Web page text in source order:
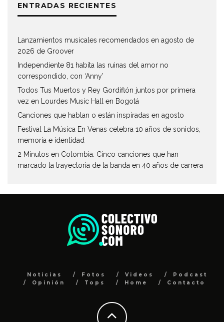
ENTRADAS RECIENTES
Lanzamientos musicales recomendados en agosto de
2026 de Groover
Independiente 81 habita las ruinas del amor no
correspondido, con ‘Anny’
Todos Tus Muertos y Rey Gordiflón juntos por primera
vez en Lourdes Music Hall en Bogotá
Canciones que hablan o están inspiradas en agosto
Festival La Música En Venas celebra 10 años de sonidos,
memoria e identidad
2 Minutos en Colombia: Cinco canciones que han
marcado la trayectoria de la banda en 40 años de carrera
Noticias Fotos Videos
Podcast
Opinión
Tops Home Contacto